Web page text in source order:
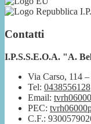
Contatti
I.P.S.S.E.O.A. "A.
Via Carso, 114
Tel: 0438556128
Email:
PEC:
C.F.: